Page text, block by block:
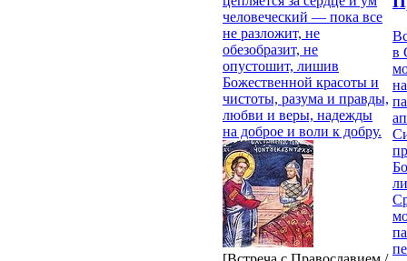
человеческий — пока все
не разложит, не
обезобразит, не
опустошит, лишив
Божественной красоты и
чистоты, разума и правды,
любви и веры, надежды
на доброе и воли к добру.
в